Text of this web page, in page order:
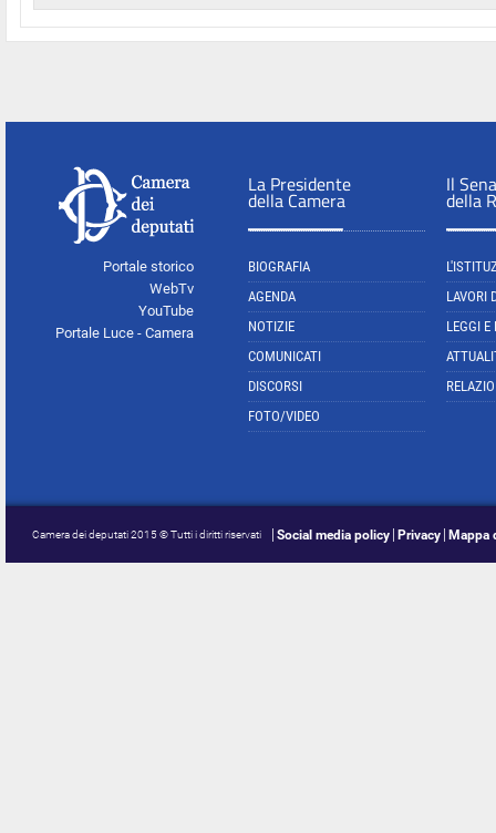
Portale storico
WebTv
YouTube
Portale Luce - Camera
La Presidente
della Camera
BIOGRAFIA
AGENDA
NOTIZIE
COMUNICATI
DISCORSI
FOTO/VIDEO
Il
della
LAVORI
LEGGI E
Camera dei deputati 2015 © Tutti i diritti riservati Social media policy Privacy Mappa